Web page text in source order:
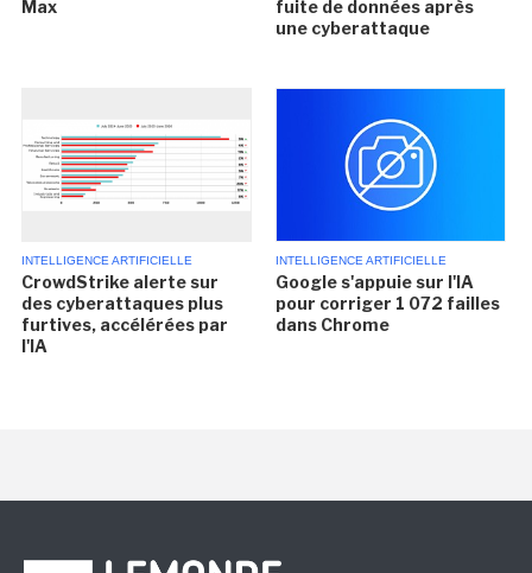
Max
fuite de données après
une cyberattaque
INTELLIGENCE ARTIFICIELLE
CrowdStrike alerte sur
des cyberattaques plus
furtives, accélérées par
l'IA
INTELLIGENCE ARTIFICIELLE
Google s'appuie sur l'IA
pour corriger 1 072 failles
dans Chrome